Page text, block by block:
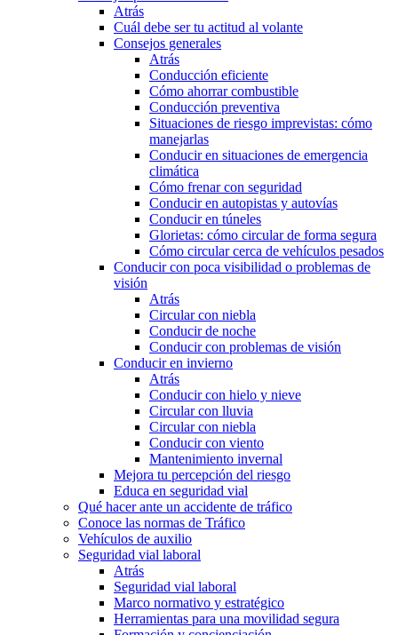
Atrás
Cuál debe ser tu actitud al volante
Consejos generales
Atrás
Conducción eficiente
Cómo ahorrar combustible
Conducción preventiva
Situaciones de riesgo imprevistas: cómo
manejarlas
Conducir en situaciones de emergencia
climática
Cómo frenar con seguridad
Conducir en autopistas y autovías
Conducir en túneles
Glorietas: cómo circular de forma segura
Cómo circular cerca de vehículos pesados
Conducir con poca visibilidad o problemas de
visión
Atrás
Circular con niebla
Conducir de noche
Conducir con problemas de visión
Conducir en invierno
Atrás
Conducir con hielo y nieve
Circular con lluvia
Circular con niebla
Conducir con viento
Mantenimiento invernal
Mejora tu percepción del riesgo
Educa en seguridad vial
Qué hacer ante un accidente de tráfico
Conoce las normas de Tráfico
Vehículos de auxilio
Seguridad vial laboral
Atrás
Seguridad vial laboral
Marco normativo y estratégico
Herramientas para una movilidad segura